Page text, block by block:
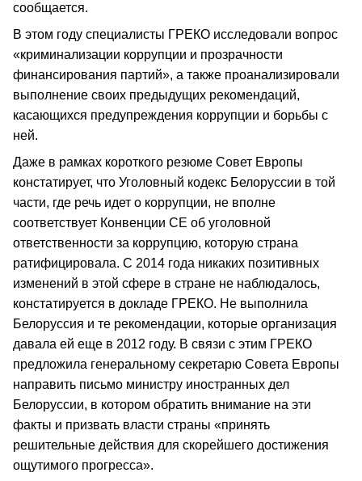
сообщается.
В этом году специалисты ГРЕКО исследовали вопрос
«криминализации коррупции и прозрачности
финансирования партий», а также проанализировали
выполнение своих предыдущих рекомендаций,
касающихся предупреждения коррупции и борьбы с
ней.
Даже в рамках короткого резюме Совет Европы
констатирует, что Уголовный кодекс Белоруссии в той
части, где речь идет о коррупции, не вполне
соответствует Конвенции СЕ об уголовной
ответственности за коррупцию, которую страна
ратифицировала. С 2014 года никаких позитивных
изменений в этой сфере в стране не наблюдалось,
констатируется в докладе ГРЕКО. Не выполнила
Белоруссия и те рекомендации, которые организация
давала ей еще в 2012 году. В связи с этим ГРЕКО
предложила генеральному секретарю Совета Европы
направить письмо министру иностранных дел
Белоруссии, в котором обратить внимание на эти
факты и призвать власти страны «принять
решительные действия для скорейшего достижения
ощутимого прогресса».